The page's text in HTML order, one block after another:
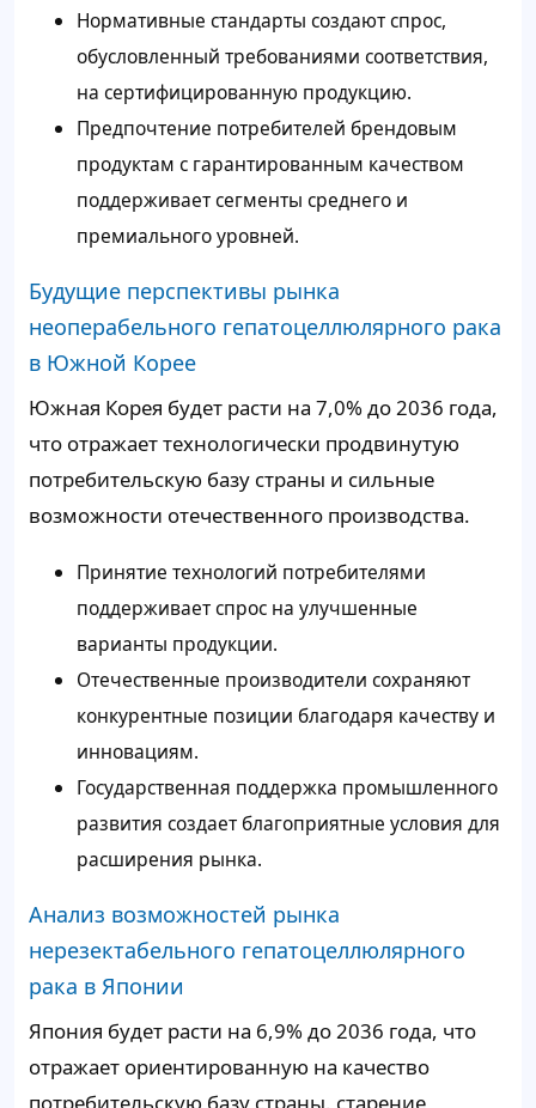
Нормативные стандарты создают спрос,
обусловленный требованиями соответствия,
на сертифицированную продукцию.
Предпочтение потребителей брендовым
продуктам с гарантированным качеством
поддерживает сегменты среднего и
премиального уровней.
Будущие перспективы рынка
неоперабельного гепатоцеллюлярного рака
в Южной Корее
Южная Корея будет расти на 7,0% до 2036 года,
что отражает технологически продвинутую
потребительскую базу страны и сильные
возможности отечественного производства.
Принятие технологий потребителями
поддерживает спрос на улучшенные
варианты продукции.
Отечественные производители сохраняют
конкурентные позиции благодаря качеству и
инновациям.
Государственная поддержка промышленного
развития создает благоприятные условия для
расширения рынка.
Анализ возможностей рынка
нерезектабельного гепатоцеллюлярного
рака в Японии
Япония будет расти на 6,9% до 2036 года, что
отражает ориентированную на качество